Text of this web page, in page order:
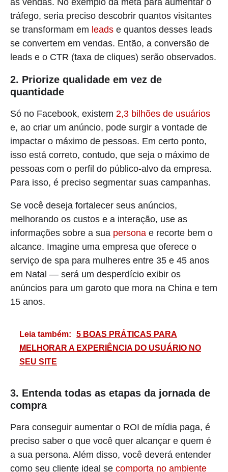
às vendas. No exemplo da meta para aumentar o
tráfego, seria preciso descobrir quantos visitantes
se transformam em leads e quantos desses leads
se convertem em vendas. Então, a conversão de
leads e o CTR (taxa de cliques) serão observados.
2. Priorize qualidade em vez de
quantidade
Só no Facebook, existem 2,3 bilhões de usuários
e, ao criar um anúncio, pode surgir a vontade de
impactar o máximo de pessoas. Em certo ponto,
isso está correto, contudo, que seja o máximo de
pessoas com o perfil do público-alvo da empresa.
Para isso, é preciso segmentar suas campanhas.
Se você deseja fortalecer seus anúncios,
melhorando os custos e a interação, use as
informações sobre a sua persona e recorte bem o
alcance. Imagine uma empresa que oferece o
serviço de spa para mulheres entre 35 e 45 anos
em Natal — será um desperdício exibir os
anúncios para um garoto que mora na China e tem
15 anos.
Leia também:
5 BOAS PRÁTICAS PARA
MELHORAR A EXPERIÊNCIA DO USUÁRIO NO
SEU SITE
3. Entenda todas as etapas da jornada de
compra
Para conseguir aumentar o ROI de mídia paga, é
preciso saber o que você quer alcançar e quem é
a sua persona. Além disso, você deverá entender
como seu cliente ideal se comporta no ambiente